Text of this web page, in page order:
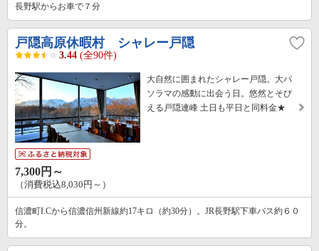
長野駅からお車で７分
戸隠高原休暇村 シャレー戸隠
3.44 (全90件)
大自然に囲まれたシャレー戸隠。大パ
ソラマの感動に出会う日。悠然とそび
える戸隠連峰 土日も平日と同料金★
7,300円～
（消費税込8,030円～）
信濃町I.Cから信濃信州新線約17キロ（約30分）。JR長野駅下車バス約６０
分。